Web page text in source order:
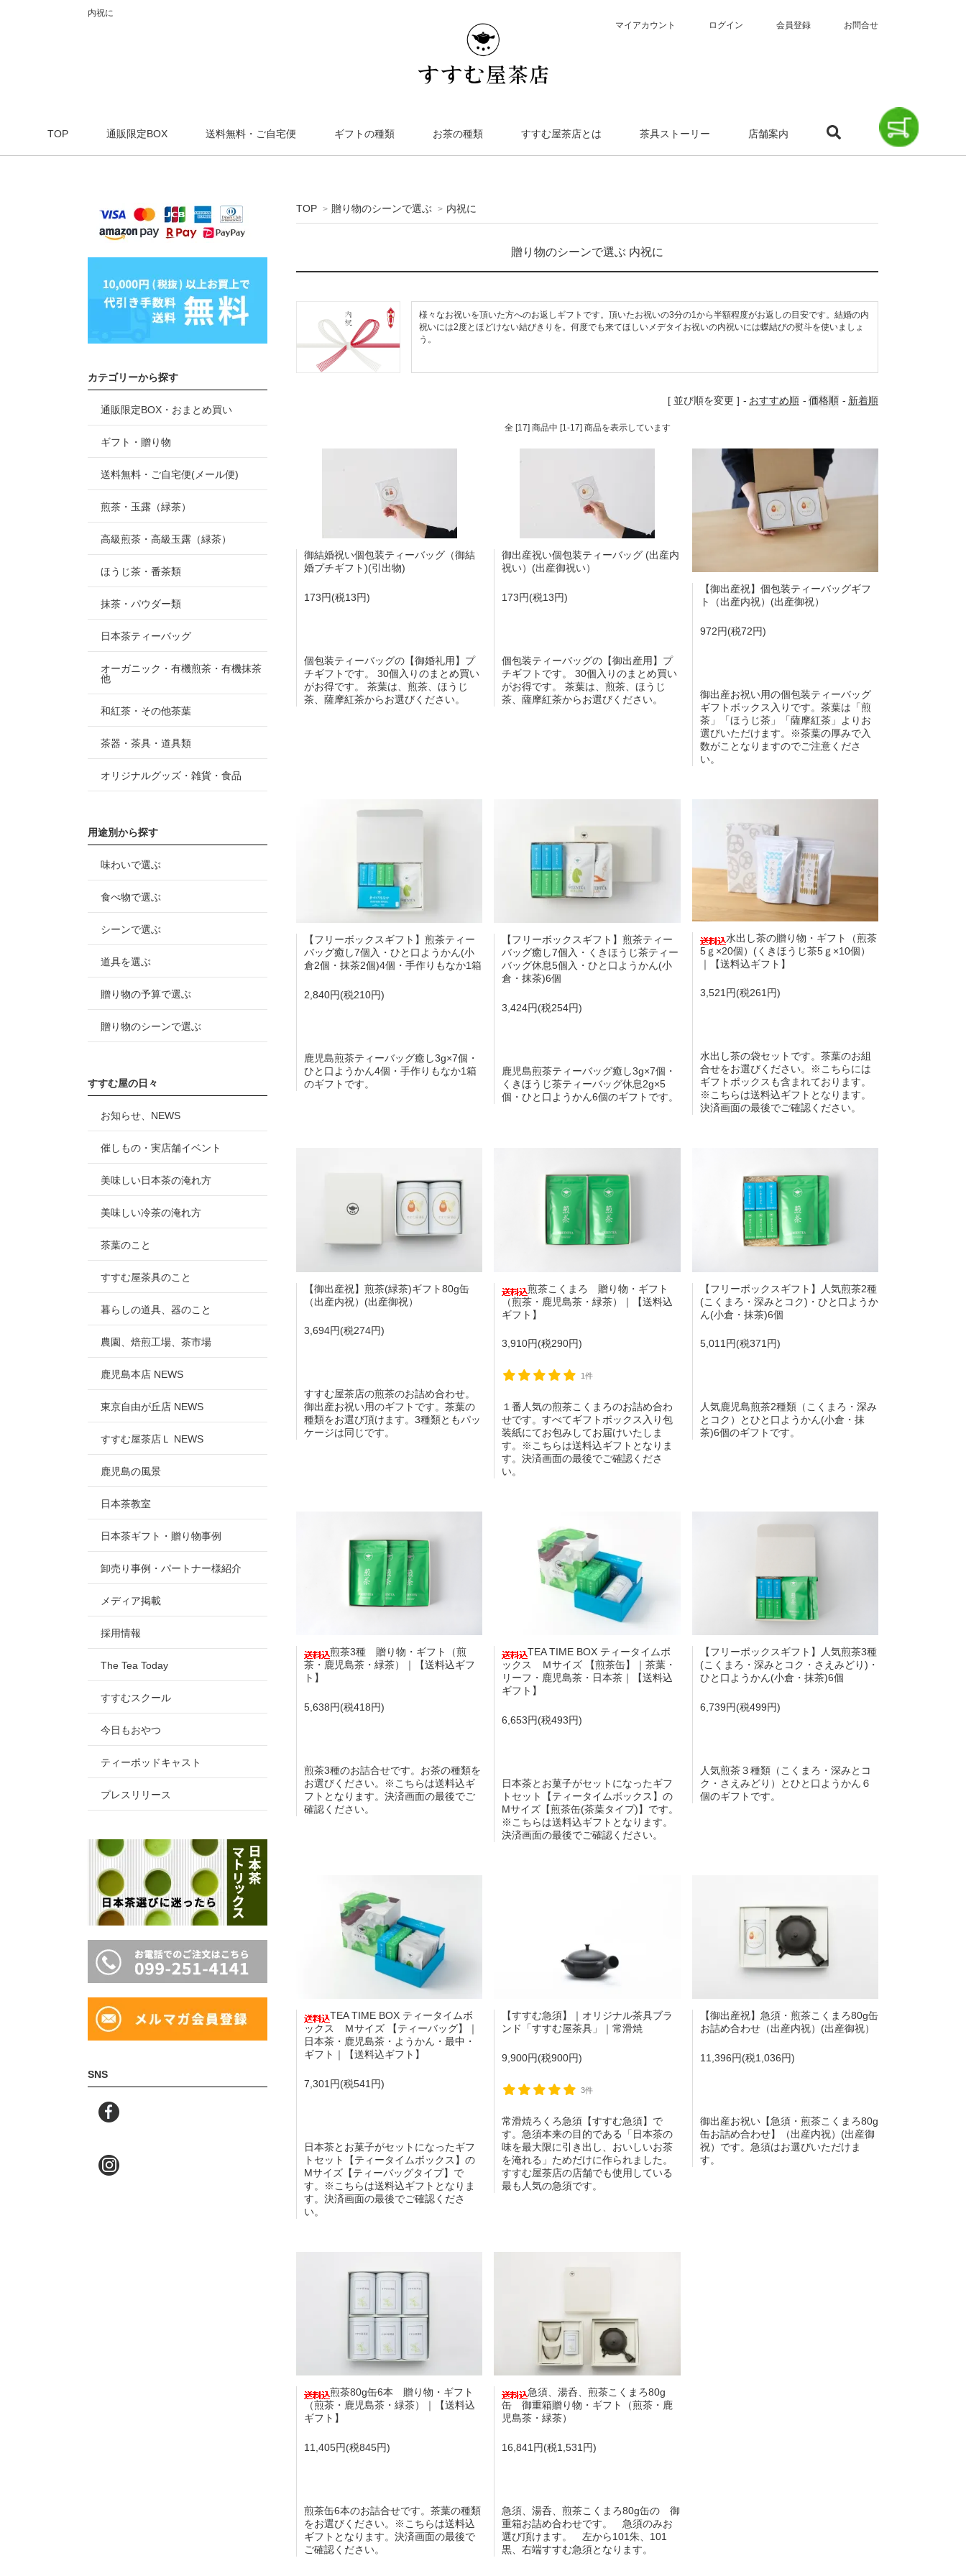
内祝に
マイアカウント
ログイン 会員登録 お問合せ
TOP 通販限定BOX 送料無料・ご自宅便 ギフトの種類 お茶の種類 すすむ屋茶店とは 茶具ストーリー 店舗案内
TOP > 贈り物のシーンで選ぶ > 内祝に
贈り物のシーンで選ぶ 内祝に
様々なお祝いを頂いた方へのお返しギフトです。頂いたお祝いの3分の1から半額程度がお返しの目安です。結婚の内
祝いには2度とほどけない結びきりを。何度でも来てほしいメデタイお祝いの内祝いには蝶結びの熨斗を使いましょ
う。
[ 並び順を変更 ] おすすめ順 価格順 新着順
全 [17] 商品中 [1-17] 商品を表示しています
御結婚祝い個包装ティーバッグ（御結
婚プチギフト)(引出物)
173円(税13円)
個包装ティーバッグの【御婚礼用】プ
チギフトです。 30個入りのまとめ買い
がお得です。 茶葉は、煎茶、ほうじ
茶、薩摩紅茶からお選びください。
御出産祝い個包装ティーバッグ (出産内
祝い）(出産御祝い）
173円(税13円)
個包装ティーバッグの【御出産用】プ
チギフトです。 30個入りのまとめ買い
がお得です。 茶葉は、煎茶、ほうじ
茶、薩摩紅茶からお選びください。
【御出産祝】個包装ティーバッグギフ
ト（出産内祝）(出産御祝）
972円(税72円)
御出産お祝い用の個包装ティーバッグ
ギフトボックス入りです。茶葉は「煎
茶」「ほうじ茶」「薩摩紅茶」よりお
選びいただけます。※茶葉の厚みで入
数がことなりますのでご注意くださ
い。
【フリーボックスギフト】煎茶ティー
バッグ癒し7個入・ひと口ようかん(小
倉2個・抹茶2個)4個・手作りもなか1箱
2,840円(税210円)
鹿児島煎茶ティーバッグ癒し3g×7個・
ひと口ようかん4個・手作りもなか1箱
のギフトです。
【フリーボックスギフト】煎茶ティー
バッグ癒し7個入・くきほうじ茶ティー
バッグ休息5個入・ひと口ようかん(小
倉・抹茶)6個
3,424円(税254円)
鹿児島煎茶ティーバッグ癒し3g×7個・
くきほうじ茶ティーバッグ休息2g×5
個・ひと口ようかん6個のギフトです。
水出し茶の贈り物・ギフト（煎茶
5ｇ×20個）(くきほうじ茶5ｇ×10個）
｜【送料込ギフト】
3,521円(税261円)
水出し茶の袋セットです。茶葉のお組
合せをお選びください。※こちらには
ギフトボックスも含まれております。
※こちらは送料込ギフトとなります。
決済画面の最後でご確認ください。
【御出産祝】煎茶(緑茶)ギフト80g缶
（出産内祝）(出産御祝）
3,694円(税274円)
すすむ屋茶店の煎茶のお詰め合わせ。
御出産お祝い用のギフトです。茶葉の
種類をお選び頂けます。3種類ともパッ
ケージは同じです。
煎茶こくまろ 贈り物・ギフト
（煎茶・鹿児島茶・緑茶）｜【送料込
ギフト】
3,910円(税290円)
1件
１番人気の煎茶こくまろのお詰め合わ
せです。すべてギフトボックス入り包
装紙にてお包みしてお届けいたしま
す。※こちらは送料込ギフトとなりま
す。決済画面の最後でご確認くださ
い。
【フリーボックスギフト】人気煎茶2種
(こくまろ・深みとコク)・ひと口ようか
ん(小倉・抹茶)6個
5,011円(税371円)
人気鹿児島煎茶2種類（こくまろ・深み
とコク）とひと口ようかん(小倉・抹
茶)6個のギフトです。
煎茶3種 贈り物・ギフト（煎
茶・鹿児島茶・緑茶）｜【送料込ギフ
ト】
5,638円(税418円)
煎茶3種のお詰合せです。お茶の種類を
お選びください。※こちらは送料込ギ
フトとなります。決済画面の最後でご
確認ください。
TEA TIME BOX ティータイムボ
ックス Ｍサイズ 【煎茶缶】｜茶葉・
リーフ・鹿児島茶・日本茶｜【送料込
ギフト】
6,653円(税493円)
日本茶とお菓子がセットになったギフ
トセット【ティータイムボックス】の
Mサイズ【煎茶缶(茶葉タイプ)】です。
※こちらは送料込ギフトとなります。
決済画面の最後でご確認ください。
【フリーボックスギフト】人気煎茶3種
(こくまろ・深みとコク・さえみどり)・
ひと口ようかん(小倉・抹茶)6個
6,739円(税499円)
人気煎茶３種類（こくまろ・深みとコ
ク・さえみどり）とひと口ようかん６
個のギフトです。
TEA TIME BOX ティータイムボ
ックス Ｍサイズ 【ティーバッグ】｜
日本茶・鹿児島茶・ようかん・最中・
ギフト｜【送料込ギフト】
7,301円(税541円)
日本茶とお菓子がセットになったギフ
トセット【ティータイムボックス】の
Mサイズ【ティーバッグタイプ】で
す。※こちらは送料込ギフトとなりま
す。決済画面の最後でご確認くださ
い。
【すすむ急須】｜オリジナル茶具ブラ
ンド「すすむ屋茶具」｜常滑焼
9,900円(税900円)
3件
常滑焼ろくろ急須【すすむ急須】で
す。急須本来の目的である「日本茶の
味を最大限に引き出し、おいしいお茶
を淹れる」ためだけに作られました。
すすむ屋茶店の店舗でも使用している
最も人気の急須です。
【御出産祝】急須・煎茶こくまろ80g缶
お詰め合わせ（出産内祝）(出産御祝）
11,396円(税1,036円)
御出産お祝い【急須・煎茶こくまろ80g
缶お詰め合わせ】（出産内祝）(出産御
祝）です。急須はお選びいただけま
す。
煎茶80g缶6本 贈り物・ギフト
（煎茶・鹿児島茶・緑茶）｜【送料込
ギフト】
11,405円(税845円)
煎茶缶6本のお詰合せです。茶葉の種類
をお選びください。※こちらは送料込
ギフトとなります。決済画面の最後で
ご確認ください。
急須、湯呑、煎茶こくまろ80g
缶 御重箱贈り物・ギフト（煎茶・鹿
児島茶・緑茶）
16,841円(税1,531円)
急須、湯呑、煎茶こくまろ80g缶の 御
重箱お詰め合わせです。 急須のみお
選び頂けます。 左から101朱、101
黒、右端すすむ急須となります。
カテゴリーから探す
通販限定BOX・おまとめ買い
ギフト・贈り物
送料無料・ご自宅便(メール便)
煎茶・玉露（緑茶）
高級煎茶・高級玉露（緑茶）
ほうじ茶・番茶類
抹茶・パウダー類
日本茶ティーバッグ
オーガニック・有機煎茶・有機抹茶
他
和紅茶・その他茶葉
茶器・茶具・道具類
オリジナルグッズ・雑貨・食品
用途別から探す
味わいで選ぶ
食べ物で選ぶ
シーンで選ぶ
道具を選ぶ
贈り物の予算で選ぶ
贈り物のシーンで選ぶ
すすむ屋の日々
お知らせ、NEWS
催しもの・実店舗イベント
美味しい日本茶の淹れ方
美味しい冷茶の淹れ方
茶葉のこと
すすむ屋茶具のこと
暮らしの道具、器のこと
農園、焙煎工場、茶市場
鹿児島本店 NEWS
東京自由が丘店 NEWS
すすむ屋茶店Ｌ NEWS
鹿児島の風景
日本茶教室
日本茶ギフト・贈り物事例
卸売り事例・パートナー様紹介
メディア掲載
採用情報
The Tea Today
すすむスクール
今日もおやつ
ティーポッドキャスト
プレスリリース
SNS